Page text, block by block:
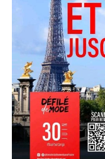
Santé
Politique
Technologies
Entreprenariat